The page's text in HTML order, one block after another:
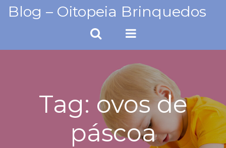
SkipBlog – Oitopeia Brinquedos
Tag: ovos de
páscoa